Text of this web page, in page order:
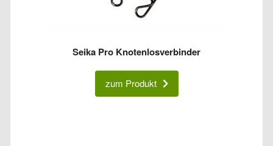
Seika Pro Knotenlosverbinder
zum Produkt